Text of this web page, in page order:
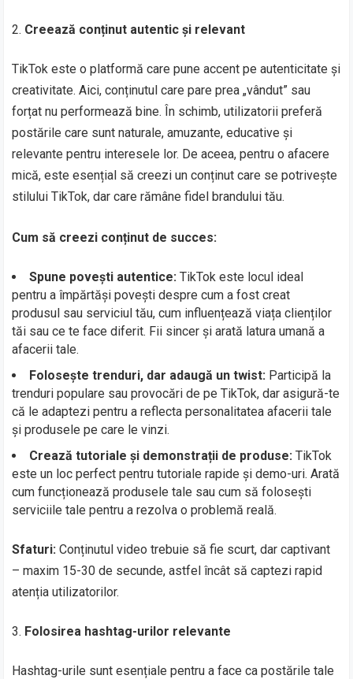
Creează conținut autentic și relevant
TikTok este o platformă care pune accent pe autenticitate și
creativitate. Aici, conținutul care pare prea „vândut” sau
forțat nu performează bine. În schimb, utilizatorii preferă
postările care sunt naturale, amuzante, educative și
relevante pentru interesele lor. De aceea, pentru o afacere
mică, este esențial să creezi un conținut care se potrivește
stilului TikTok, dar care rămâne fidel brandului tău.
Cum să creezi conținut de succes:
Spune povești autentice: TikTok este locul ideal
pentru a împărtăși povești despre cum a fost creat
produsul sau serviciul tău, cum influențează viața clienților
tăi sau ce te face diferit. Fii sincer și arată latura umană a
afacerii tale.
Folosește trenduri, dar adaugă un twist: Participă la
trenduri populare sau provocări de pe TikTok, dar asigură-te
că le adaptezi pentru a reflecta personalitatea afacerii tale
și produsele pe care le vinzi.
Crează tutoriale și demonstrații de produse: TikTok
este un loc perfect pentru tutoriale rapide și demo-uri. Arată
cum funcționează produsele tale sau cum să folosești
serviciile tale pentru a rezolva o problemă reală.
Sfaturi: Conținutul video trebuie să fie scurt, dar captivant
– maxim 15-30 de secunde, astfel încât să captezi rapid
atenția utilizatorilor.
Folosirea hashtag-urilor relevante
Hashtag-urile sunt esențiale pentru a face ca postările tale